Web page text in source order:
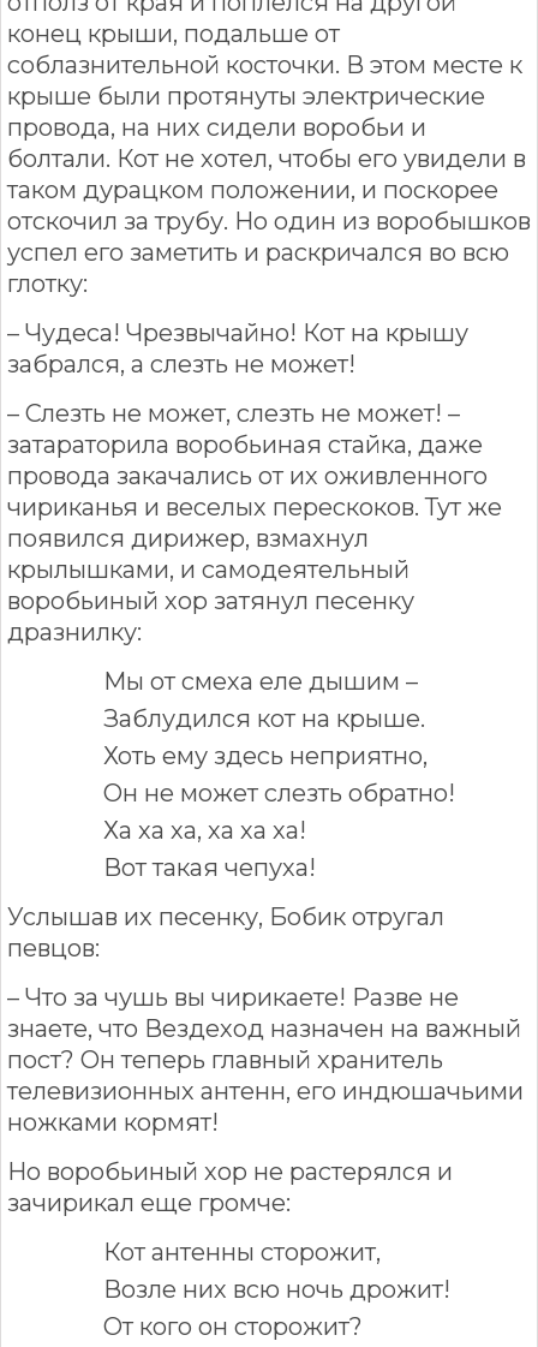
конец крыши, подальше от
соблазнительной косточки. В этом месте к
крыше были протянуты электрические
провода, на них сидели воробьи и
болтали. Кот не хотел, чтобы его увидели в
таком дурацком положении, и поскорее
отскочил за трубу. Но один из воробышков
успел его заметить и раскричался во всю
глотку:
– Чудеса! Чрезвычайно! Кот на крышу
забрался, а слезть не может!
– Слезть не может, слезть не может! –
затараторила воробьиная стайка, даже
провода закачались от их оживленного
чириканья и веселых перескоков. Тут же
появился дирижер, взмахнул
крылышками, и самодеятельный
воробьиный хор затянул песенку
дразнилку:
Мы от смеха еле дышим –
Заблудился кот на крыше.
Хоть ему здесь неприятно,
Он не может слезть обратно!
Ха ха ха, ха ха ха!
Вот такая чепуха!
Услышав их песенку, Бобик отругал
певцов:
– Что за чушь вы чирикаете! Разве не
знаете, что Вездеход назначен на важный
пост? Он теперь главный хранитель
телевизионных антенн, его индюшачьими
ножками кормят!
Но воробьиный хор не растерялся и
зачирикал еще громче:
Кот антенны сторожит,
Возле них всю ночь дрожит!
От кого он сторожит?